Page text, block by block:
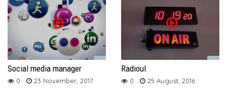
Social media manager
0 23 November, 2017
Radioul
0 25 August, 2016